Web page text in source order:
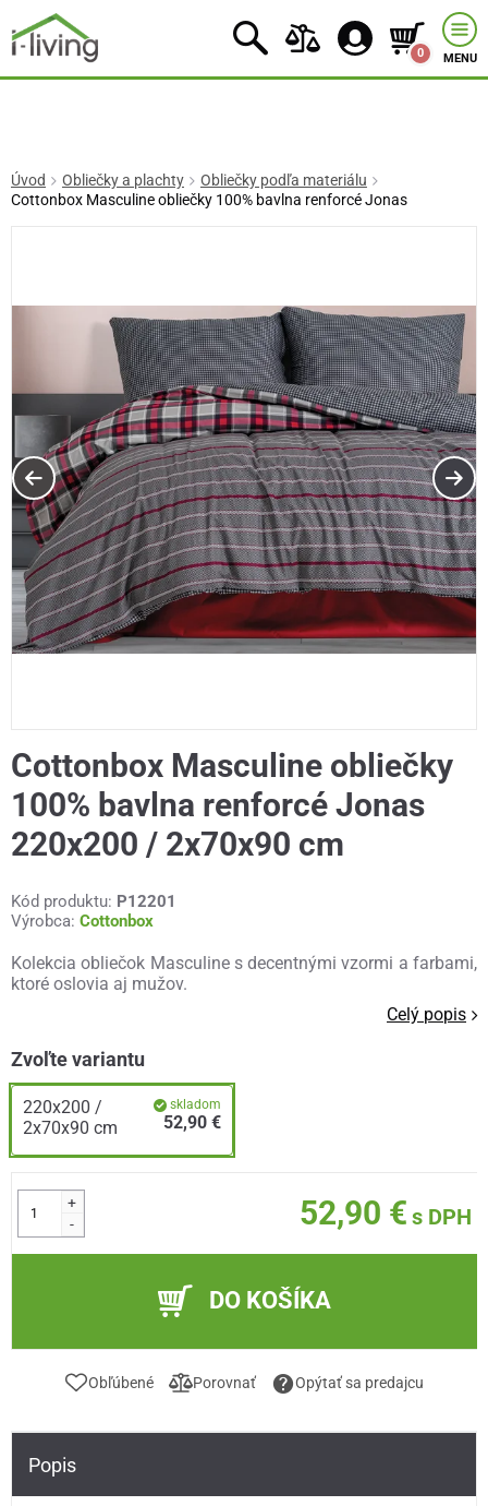
0 MENU
Úvod Obliečky a plachty
Obliečky podľa materiálu
Cottonbox Masculine obliečky 100% bavlna renforcé Jonas
Cottonbox Masculine obliečky
100% bavlna renforcé Jonas
220x200 / 2x70x90 cm
Kód produktu: P12201
Výrobca: Cottonbox
Kolekcia obliečok Masculine s decentnými vzormi a farbami,
ktoré oslovia aj mužov.
Celý popis
Zvoľte variantu
220x200 /
2x70x90 cm
skladom
52,90 €
+
-
52,90 € s DPH
DO KOŠÍKA
Obľúbené Porovnať Opýtať sa predajcu
Popis